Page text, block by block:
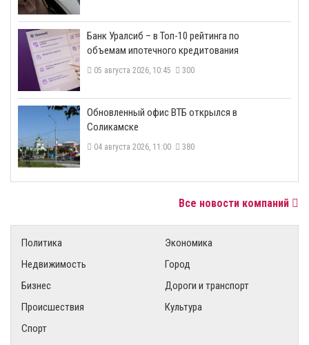
​Банк Уралсиб – в Топ-10 рейтинга по
объемам ипотечного кредитования
05 августа 2026, 10:45 300
​Обновленный офис ВТБ открылся в
Соликамске
04 августа 2026, 11:00 380
Все новости компаний
Политика
Экономика
Недвижимость
Город
Бизнес
Дороги и транспорт
Происшествия
Культура
Спорт